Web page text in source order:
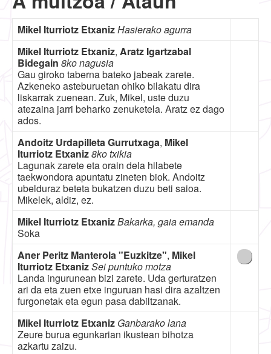
Mikel Iturriotz EtxanizHasierako agurra
Mikel Iturriotz Etxaniz, Aratz Igartzabal
Bidegain 8ko nagusia
Gau giroko taberna bateko jabeak zarete.
Azkeneko asteburuetan ohiko bilakatu dira
liskarrak zuenean. Zuk, Mikel, uste duzu
atezaina jarri beharko zenuketela. Aratz ez dago
ados.
Andoitz Urdapilleta Gurrutxaga, Mikel
Iturriotz Etxaniz8ko txikia
Lagunak zarete eta orain dela hilabete
taekwondora apuntatu zineten biok. Andoitz
ubelduraz beteta bukatzen duzu beti saioa.
Mikelek, aldiz, ez.
Mikel Iturriotz EtxanizBakarka, gaia emanda
Soka
Aner Peritz Manterola "Euzkitze", Mikel
Iturriotz EtxanizSei puntuko motza
Landa ingurunean bizi zarete. Uda gerturatzen
ari da eta zuen etxe inguruan hasi dira azaltzen
furgonetak eta egun pasa dabiltzanak.
Mikel Iturriotz Etxaniz Ganbarako lana
Zeure burua egunkarian ikustean bihotza
azkartu zaizu.